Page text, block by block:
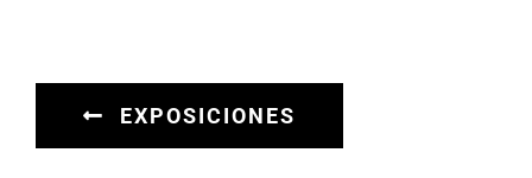
EXPOSICIONES